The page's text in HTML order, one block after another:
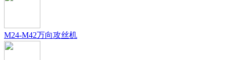
M24-M42万向攻丝机